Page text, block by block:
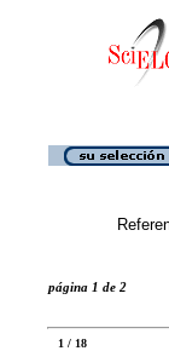
página 1 de 2
1 / 18